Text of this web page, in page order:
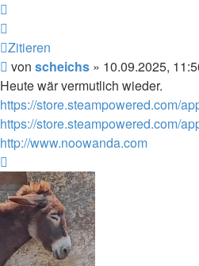
Zitieren
Beitrag
von scheichs » 10.09.2025,
Heute wär vermutlich wieder.
https://store.steampowered.com/
https://store.steampowered.com/
http://www.noowanda.com
oben